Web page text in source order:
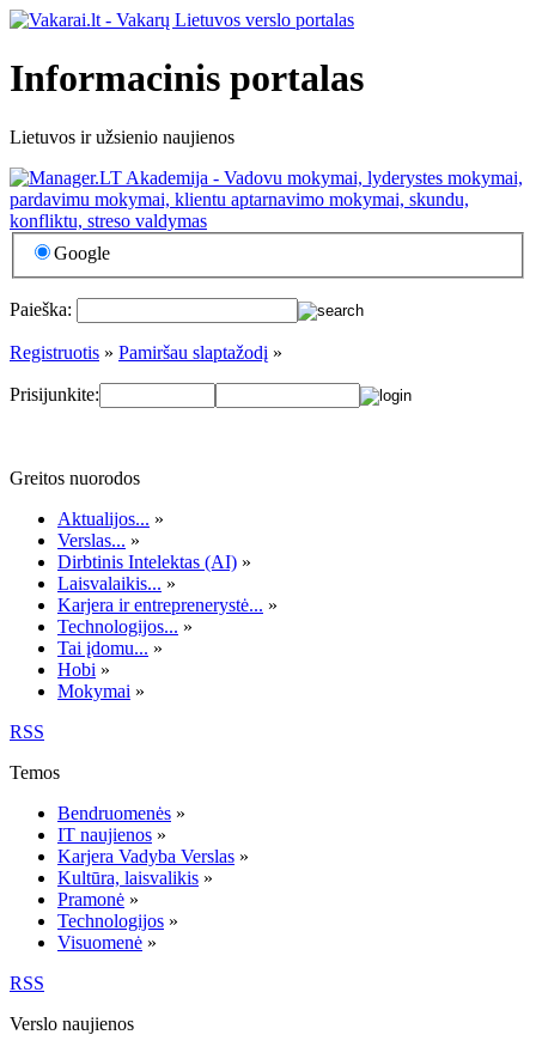
Informacinis portalas
Lietuvos ir užsienio naujienos
Google
Paieška:
Registruotis » Pamiršau slaptažodį »
Prisijunkite:
Greitos nuorodos
Aktualijos... »
Verslas... »
Dirbtinis Intelektas (AI) »
Laisvalaikis... »
Karjera ir entreprenerystė... »
Technologijos... »
Tai įdomu... »
Hobi »
Mokymai »
RSS
Temos
Bendruomenės »
IT naujienos »
Karjera Vadyba Verslas »
Kultūra, laisvalikis »
Pramonė »
Technologijos »
Visuomenė »
RSS
Verslo naujienos